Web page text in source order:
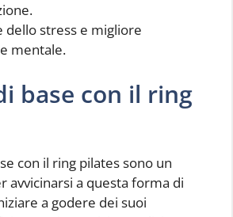
dello stress e migliore
mentale.
base con il ring
con il ring pilates sono un
avvicinarsi a questa forma di
a godere dei suoi